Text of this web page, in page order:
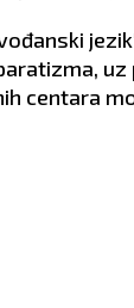
uz
centara